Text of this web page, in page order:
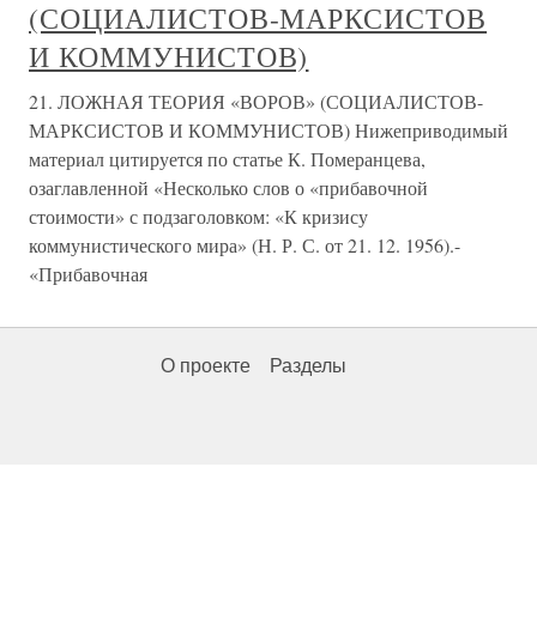
(СОЦИАЛИСТОВ-МАРКСИСТОВ
И КОММУНИСТОВ)
21. ЛОЖНАЯ ТЕОРИЯ «ВОРОВ» (СОЦИАЛИСТОВ-
МАРКСИСТОВ И КОММУНИСТОВ) Нижеприводимый
материал цитируется по статье К. Померанцева,
озаглавленной «Несколько слов о «прибавочной
стоимости» с подзаголовком: «К кризису
коммунистического мира» (Н. Р. С. от 21. 12. 1956).-
«Прибавочная
О проекте Разделы